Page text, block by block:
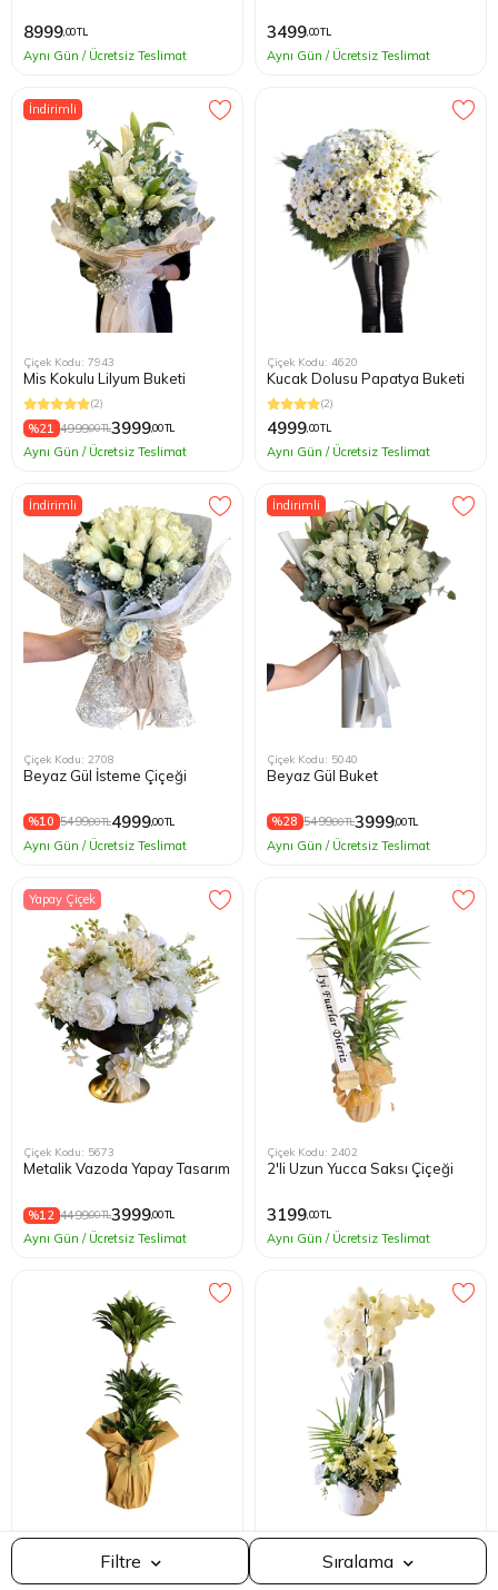
Filtre Sıralama
Ucuzdan Pahalıya
8999,00 TL
Aynı Gün / Ücretsiz Teslimat
3499,00 TL
Aynı Gün / Ücretsiz Teslimat
İndirimli
Çiçek Kodu: 7943
Mis Kokulu Lilyum Buketi
(2)
%21 4999,00 TL3999,00 TL
Aynı Gün / Ücretsiz Teslimat
Çiçek Kodu: 4620
Kucak Dolusu Papatya Buketi
(2)
4999,00 TL
Aynı Gün / Ücretsiz Teslimat
İndirimli
Çiçek Kodu: 2708
Beyaz Gül İsteme Çiçeği
%10 5499,00 TL4999,00 TL
Aynı Gün / Ücretsiz Teslimat
İndirimli
Çiçek Kodu: 5040
Beyaz Gül Buket
%28 5499,00 TL3999,00 TL
Aynı Gün / Ücretsiz Teslimat
Yapay Çiçek
Çiçek Kodu: 5673
Metalik Vazoda Yapay Tasarım
%12 4499,00 TL3999,00 TL
Aynı Gün / Ücretsiz Teslimat
Çiçek Kodu: 2402
2'li Uzun Yucca Saksı Çiçeği
3199,00 TL
Aynı Gün / Ücretsiz Teslimat
3'lü Dracena Compacta Lilyumlu Orkide